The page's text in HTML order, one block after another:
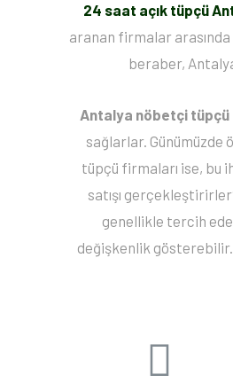
24 saat açık tüpçü
aranan firmalar
beraber,
Antalya nöbetçi tüpçü
sağlarlar. Günümüzde
tüpçü firmaları ise, bu
satışı
genellikle tercih
değişkenlik